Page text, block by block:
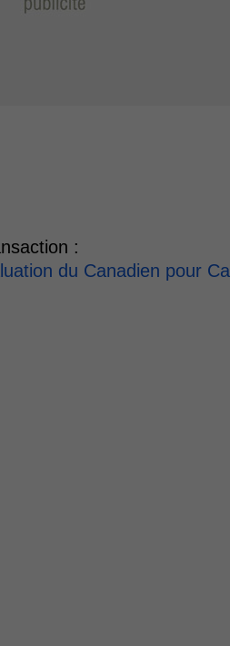
:
du Canadien pour